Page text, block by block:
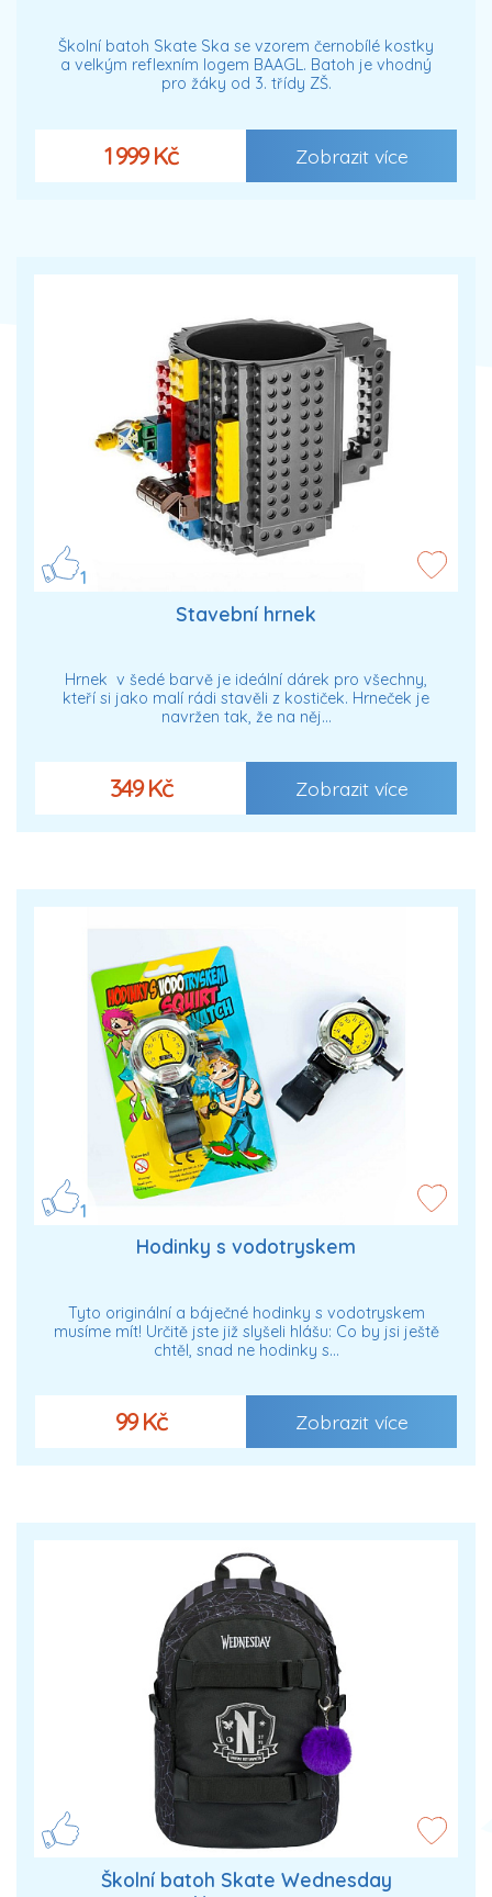
Školní batoh Skate Ska se vzorem černobílé kostky
a velkým reflexním logem BAAGL. Batoh je vhodný
pro žáky od 3. třídy ZŠ.
1 999 Kč Zobrazit více
1
Stavební hrnek
Hrnek v šedé barvě je ideální dárek pro všechny,
kteří si jako malí rádi stavěli z kostiček. Hrneček je
navržen tak, že na něj…
349 Kč Zobrazit více
1
Hodinky s vodotryskem
Tyto originální a báječné hodinky s vodotryskem
musíme mít! Určitě jste již slyšeli hlášu: Co by jsi ještě
chtěl, snad ne hodinky s…
99 Kč Zobrazit více
Školní batoh Skate Wednesday